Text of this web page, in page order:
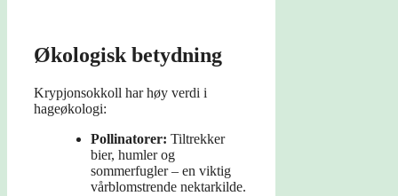
Økologisk betydning
Krypjonsokkoll har høy verdi i
hageøkologi:
Pollinatorer: Tiltrekker
bier, humler og
sommerfugler – en viktig
vårblomstrende nektarkilde.